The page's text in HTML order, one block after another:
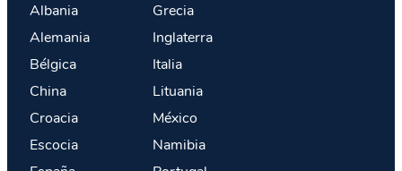
Albania
Alemania
Bélgica
China
Croacia
Escocia
Grecia
Inglaterra
Italia
Lituania
México
Namibia